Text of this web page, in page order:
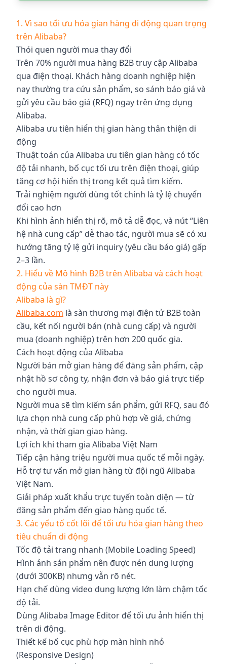
1. Vì sao tối ưu hóa gian hàng di động quan trọng
trên Alibaba?
Thói quen người mua thay đổi
Trên 70% người mua hàng B2B truy cập Alibaba
qua điện thoại. Khách hàng doanh nghiệp hiện
nay thường tra cứu sản phẩm, so sánh báo giá và
gửi yêu cầu báo giá (RFQ) ngay trên ứng dụng
Alibaba.
Alibaba ưu tiên hiển thị gian hàng thân thiện di
động
Thuật toán của Alibaba ưu tiên gian hàng có tốc
độ tải nhanh, bố cục tối ưu trên điện thoại, giúp
tăng cơ hội hiển thị trong kết quả tìm kiếm.
Trải nghiệm người dùng tốt chính là tỷ lệ chuyển
đổi cao hơn
Khi hình ảnh hiển thị rõ, mô tả dễ đọc, và nút “Liên
hệ nhà cung cấp” dễ thao tác, người mua sẽ có xu
hướng tăng tỷ lệ gửi inquiry (yêu cầu báo giá) gấp
2–3 lần.
2. Hiểu về Mô hình B2B trên Alibaba và cách hoạt
động của sàn TMĐT này
Alibaba là gì?
Alibaba.com là sàn thương mại điện tử B2B toàn
cầu, kết nối người bán (nhà cung cấp) và người
mua (doanh nghiệp) trên hơn 200 quốc gia.
Cách hoạt động của Alibaba
Người bán mở gian hàng để đăng sản phẩm, cập
nhật hồ sơ công ty, nhận đơn và báo giá trực tiếp
cho người mua.
Người mua sẽ tìm kiếm sản phẩm, gửi RFQ, sau đó
lựa chọn nhà cung cấp phù hợp về giá, chứng
nhận, và thời gian giao hàng.
Lợi ích khi tham gia Alibaba Việt Nam
Tiếp cận hàng triệu người mua quốc tế mỗi ngày.
Hỗ trợ tư vấn mở gian hàng từ đội ngũ Alibaba
Việt Nam.
Giải pháp xuất khẩu trực tuyến toàn diện — từ
đăng sản phẩm đến giao hàng quốc tế.
3. Các yếu tố cốt lõi để tối ưu hóa gian hàng theo
tiêu chuẩn di động
Tốc độ tải trang nhanh (Mobile Loading Speed)
Hình ảnh sản phẩm nên được nén dung lượng
(dưới 300KB) nhưng vẫn rõ nét.
Hạn chế dùng video dung lượng lớn làm chậm tốc
độ tải.
Dùng Alibaba Image Editor để tối ưu ảnh hiển thị
trên di động.
Thiết kế bố cục phù hợp màn hình nhỏ
(Responsive Design)